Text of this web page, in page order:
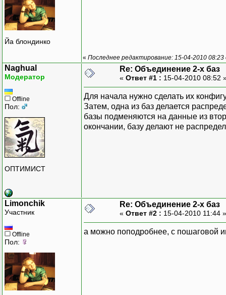
Йа блондинко
« Последнее редактирование: 15-04-2010
Naghual
Модератор
Offline
Пол:
ОПТИМИСТ
Re: Объединение 2-х баз
« Ответ #1 : 15-04-2010 08:52
Для начала нужно сделать их
Затем, одна из баз делается
базы подменяются на данные из
окончании, базу делают не
Limonchik
Участник
Offline
Пол:
Re: Объединение 2-х баз
« Ответ #2 : 15-04-2010 11:44
а можно поподробнее, с пошаговой